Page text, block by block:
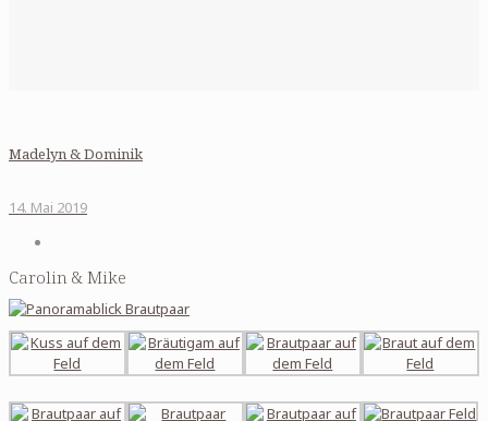
Madelyn & Dominik
14. Mai 2019
Carolin & Mike